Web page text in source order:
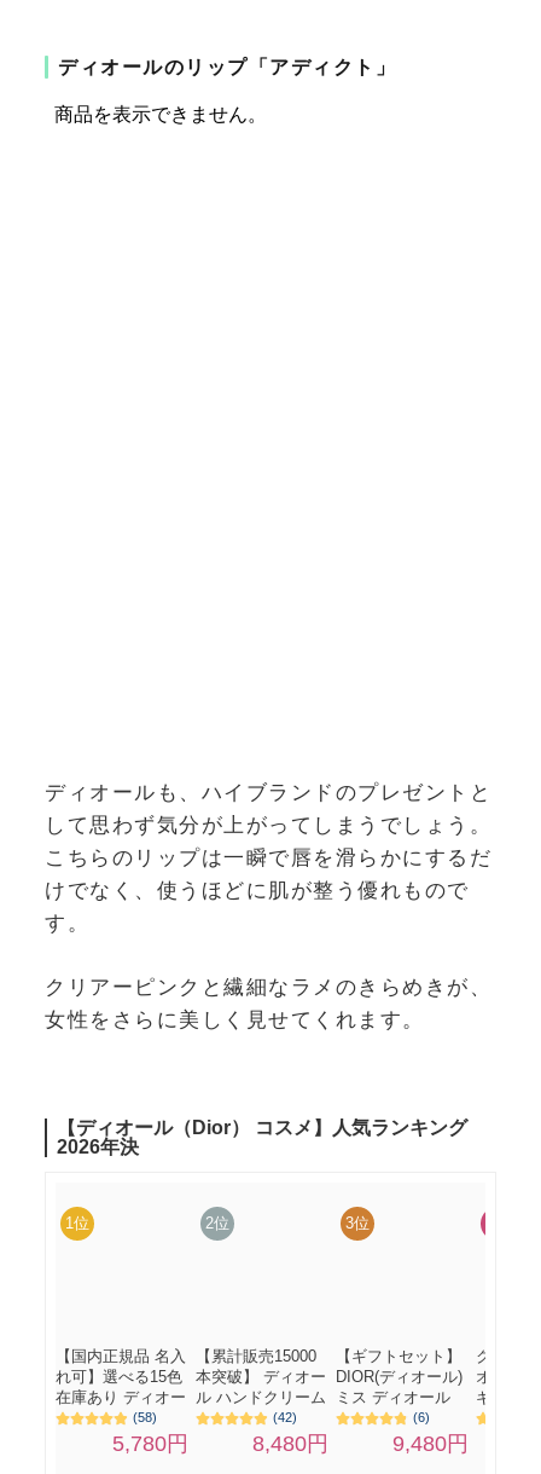
ディオールのリップ「アディクト」
ディオールも、ハイブランドのプレゼントと
して思わず気分が上がってしまうでしょう。
こちらのリップは一瞬で唇を滑らかにするだ
けでなく、使うほどに肌が整う優れもので
す。
クリアーピンクと繊細なラメのきらめきが、
女性をさらに美しく見せてくれます。